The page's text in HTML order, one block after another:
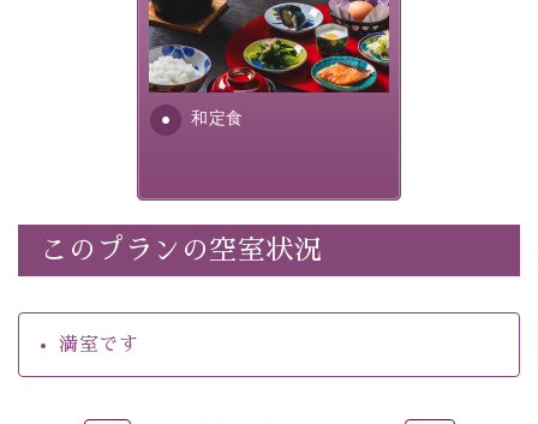
・宿泊料金10%OFF
・朝夕個室料亭で個室食
・諏訪大社4社を巡る無料参拝バス（事前予約制）
・就寝用パジャマをご用意
・環境に配慮したアメニティをご用意
・館内フリーWi-Fi
・チェックイン15時、チェックアウト10時
【お食事】
和定食
さっぱりとした和食膳に使わ
れる食材は、諏訪の名産品を
ふんだんに取り入れ、安心・
安全を心掛けた長野県産...
このプランの空室状況
満室です